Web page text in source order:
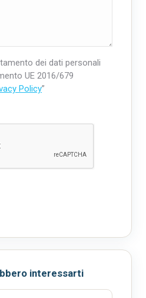
dei dati personali
UE 2016/679
Policy”
interessarti